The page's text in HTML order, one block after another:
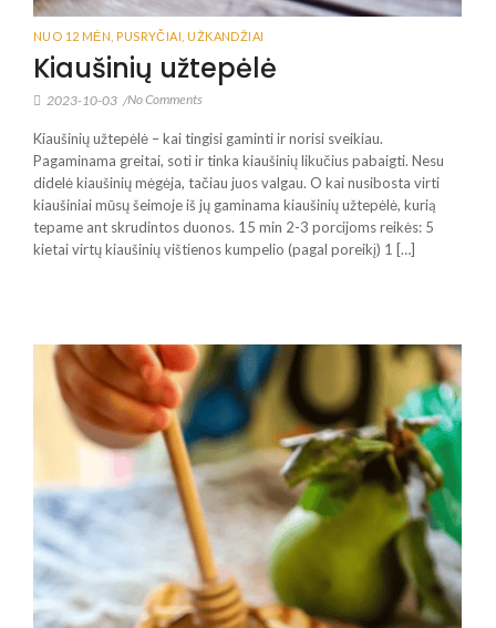
NUO 12 MĖN PUSRYČIAI UŽKANDŽIAI
Kiaušinių užtepėlė
2023-10-03 /No Comments
Kiaušinių užtepėlė – kai tingisi gaminti ir norisi sveikiau.
Pagaminama greitai, soti ir tinka kiaušinių likučius pabaigti. Nesu
didelė kiaušinių mėgėja, tačiau juos valgau. O kai nusibosta virti
kiaušiniai mūsų šeimoje iš jų gaminama kiaušinių užtepėlė, kurią
tepame ant skrudintos duonos. 15 min 2-3 porcijoms reikės: 5
kietai virtų kiaušinių vištienos kumpelio (pagal poreikį) 1 […]